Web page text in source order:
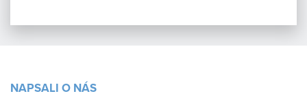
NAPSALI O NÁS